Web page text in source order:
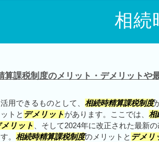
相続
算課税制度のメリット・デメリットや
用できるものとして、 相続時精算課税制度
トと デメリットがあります。ここでは、 相
メリット
、そして2024年に改正された最新
。 相続時精算課税制度のメリットと デメリ